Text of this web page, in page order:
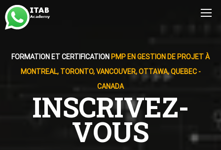
FORMATION ET CERTIFICATION PMP EN GESTION DE PROJET À
MONTREAL, TORONTO, VANCOUVER, OTTAWA, QUEBEC -
CANADA
INSCRIVEZ-
VOUS